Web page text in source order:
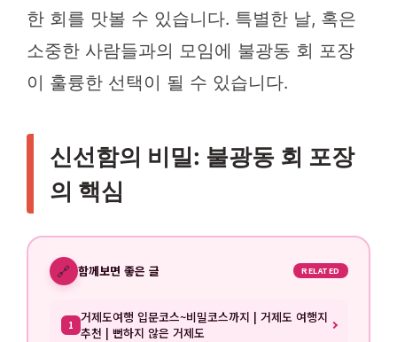
한 회를 맛볼 수 있습니다. 특별한 날, 혹은
소중한 사람들과의 모임에 불광동 회 포장
이 훌륭한 선택이 될 수 있습니다.
신선함의 비밀: 불광동 회 포장
의 핵심
🔗 함께보면 좋은 글 RELATED
1 거제도여행 입문코스~비밀코스까지 | 거제도 여행지
추천 | 뻔하지 않은 거제도